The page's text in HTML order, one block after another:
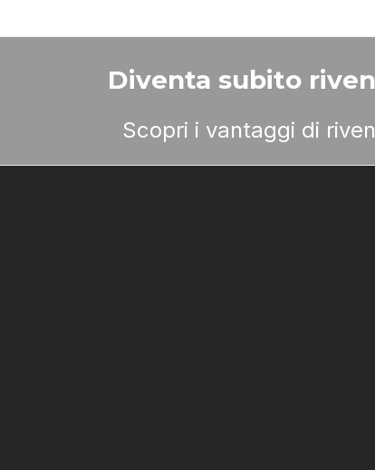
Diventa subito
Scopri i vantaggi di